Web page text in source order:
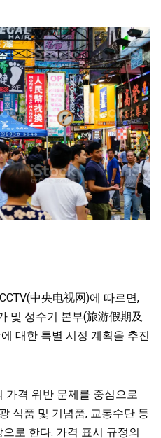
中央电视网)에 따르면,
및 성수기 본부(旅游假期及
대한 특별 시정 계획을 추진
가격 위반 문제를 중심으로
식품 및 기념품, 교통수단 등
로 한다. 가격 표시 규정의